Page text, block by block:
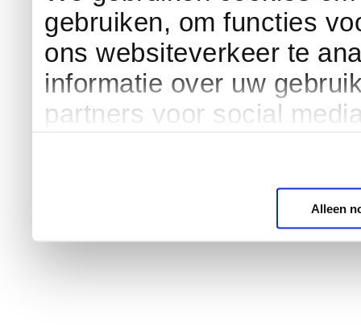
gebruiken, om functies
ons websiteverkeer te
informatie over uw
partners voor social
Alleen